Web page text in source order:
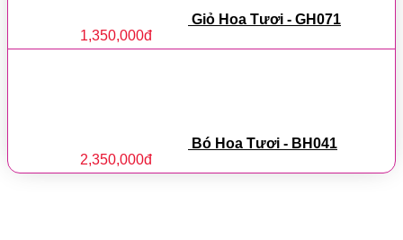
Giỏ Hoa Tươi - GH071
1,350,000đ
Bó Hoa Tươi - BH041
2,350,000đ